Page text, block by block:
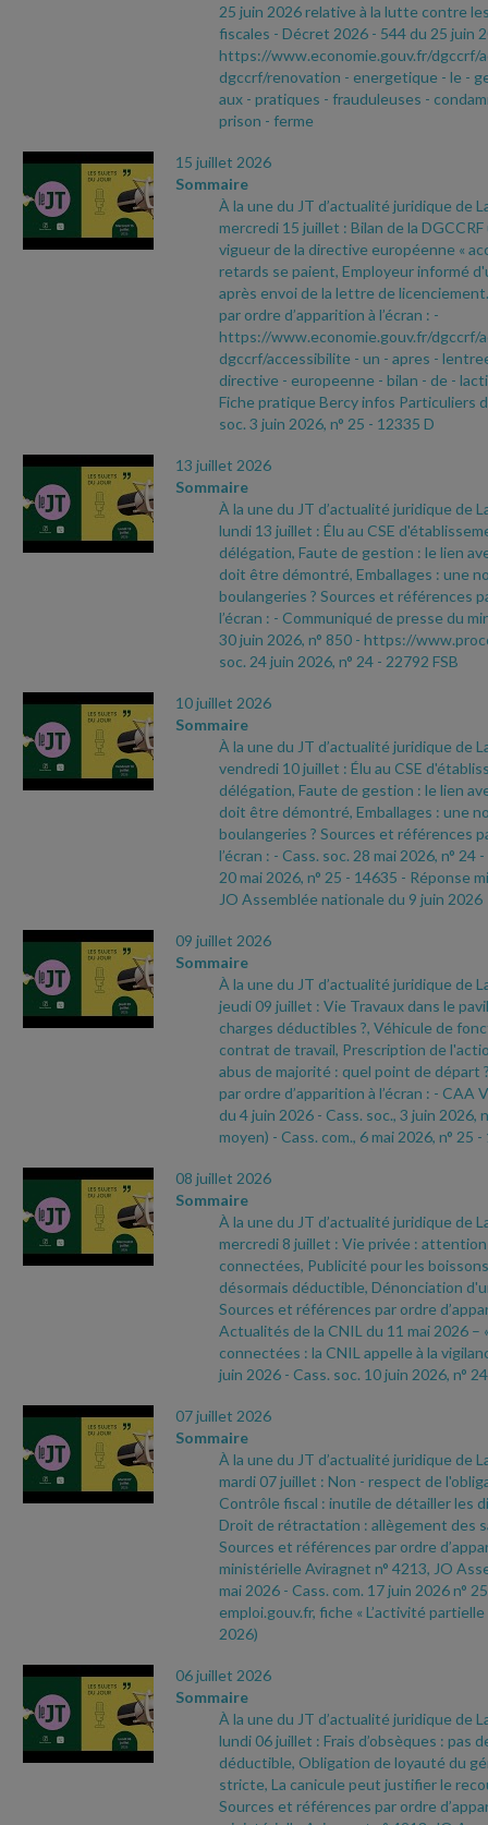
25 juin 2026 relative à la lutte contre
fiscales - Décret 2026 - 544 du 25 juin
https://www.economie.gouv.fr/dgccrf/
dgccrf/renovation - energetique - le -
aux - pratiques - frauduleuses -
prison - ferme
15 juillet 2026
Sommaire
À la une du JT d’actualité juridique de
mercredi 15 juillet : Bilan de la
vigueur de la directive européenne «
retards se paient, Employeur informé
après envoi de la lettre de
par ordre d’apparition à l’écran : -
https://www.economie.gouv.fr/dgccrf/
dgccrf/accessibilite - un - apres -
directive - europeenne - bilan - de -
Fiche pratique Bercy infos Particuliers
soc. 3 juin 2026, n° 25 - 12335 D
13 juillet 2026
Sommaire
À la une du JT d’actualité juridique de
lundi 13 juillet : Élu au CSE
délégation, Faute de gestion : le lien
doit être démontré, Emballages : une
boulangeries ? Sources et références
l’écran : - Communiqué de presse du
30 juin 2026, n° 850 - https://
soc. 24 juin 2026, n° 24 - 22792 FSB
10 juillet 2026
Sommaire
À la une du JT d’actualité juridique de
vendredi 10 juillet : Élu au CSE
délégation, Faute de gestion : le lien
doit être démontré, Emballages : une
boulangeries ? Sources et références
l’écran : - Cass. soc. 28 mai 2026, n° 24
20 mai 2026, n° 25 - 14635 - Réponse
JO Assemblée nationale du 9 juin 2026
09 juillet 2026
Sommaire
À la une du JT d’actualité juridique de
jeudi 09 juillet : Vie Travaux dans le
charges déductibles ?, Véhicule de
contrat de travail, Prescription de
abus de majorité : quel point de départ
par ordre d’apparition à l’écran : - CAA
du 4 juin 2026 - Cass. soc., 3 juin 2026,
moyen) - Cass. com., 6 mai 2026, n° 25 -
08 juillet 2026
Sommaire
À la une du JT d’actualité juridique de
mercredi 8 juillet : Vie privée :
connectées, Publicité pour les
désormais déductible, Dénonciation
Sources et références par ordre
Actualités de la CNIL du 11 mai 2026 –
connectées : la CNIL appelle à la
juin 2026 - Cass. soc. 10 juin 2026, n° 24
07 juillet 2026
Sommaire
À la une du JT d’actualité juridique de
mardi 07 juillet : Non - respect de
Contrôle fiscal : inutile de détailler les
Droit de rétractation : allègement des
Sources et références par ordre
ministérielle Aviragnet n° 4213, JO
mai 2026 - Cass. com. 17 juin 2026 n° 25
emploi.gouv.fr, fiche « L’activité
2026)
06 juillet 2026
Sommaire
À la une du JT d’actualité juridique de
lundi 06 juillet : Frais d’obsèques : pas
déductible, Obligation de loyauté du
stricte, La canicule peut justifier le
Sources et références par ordre